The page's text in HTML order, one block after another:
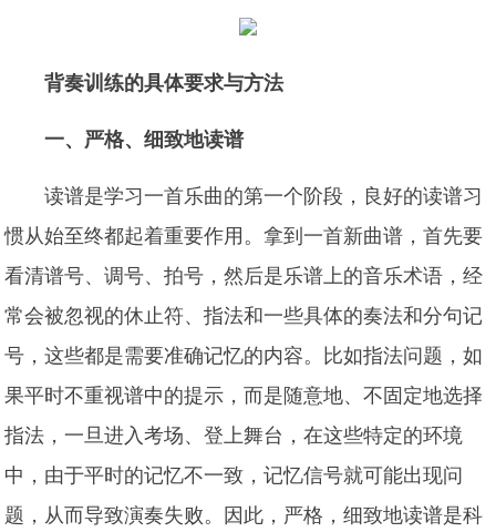
背奏训练的具体要求与方法
一、严格、细致地读谱
读谱是学习一首乐曲的第一个阶段，良好的读谱习
惯从始至终都起着重要作用。拿到一首新曲谱，首先要
看清谱号、调号、拍号，然后是乐谱上的音乐术语，经
常会被忽视的休止符、指法和一些具体的奏法和分句记
号，这些都是需要准确记忆的内容。比如指法问题，如
果平时不重视谱中的提示，而是随意地、不固定地选择
指法，一旦进入考场、登上舞台，在这些特定的环境
中，由于平时的记忆不一致，记忆信号就可能出现问
题，从而导致演奏失败。因此，严格，细致地读谱是科